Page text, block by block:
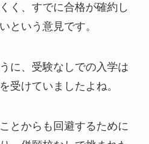
く、すでに合格が確約し
という意見です。
に、受験なしでの入学は
受けていましたよね。
とからも回避するために